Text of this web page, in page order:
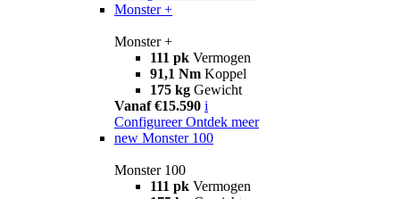
Monster +
Monster +
111 pk Vermogen
91,1 Nm Koppel
175 kg Gewicht
Vanaf €15.590 i
Configureer Ontdek meer
new Monster 100
Monster 100
111 pk Vermogen